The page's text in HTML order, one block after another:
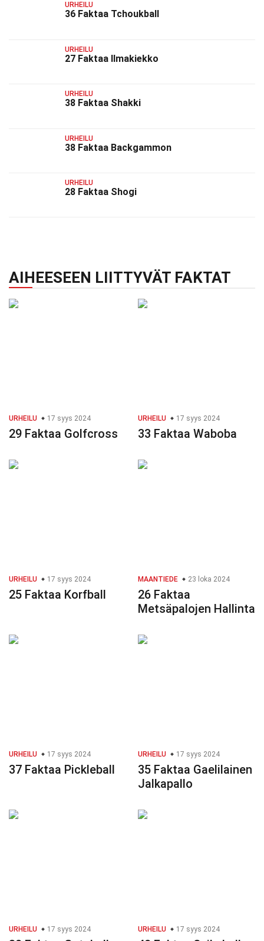
URHEILU
36 Faktaa Tchoukball
URHEILU
27 Faktaa Ilmakiekko
URHEILU
38 Faktaa Shakki
URHEILU
38 Faktaa Backgammon
URHEILU
28 Faktaa Shogi
AIHEESEEN LIITTYVÄT FAKTAT
URHEILU 17 syys 2024
29 Faktaa Golfcross
URHEILU 17 syys 2024
33 Faktaa Waboba
URHEILU 17 syys 2024
25 Faktaa Korfball
MAANTIEDE 23 loka 2024
26 Faktaa
Metsäpalojen Hallinta
URHEILU 17 syys 2024
37 Faktaa Pickleball
URHEILU 17 syys 2024
35 Faktaa Gaelilainen
Jalkapallo
URHEILU 17 syys 2024 URHEILU 17 syys 2024